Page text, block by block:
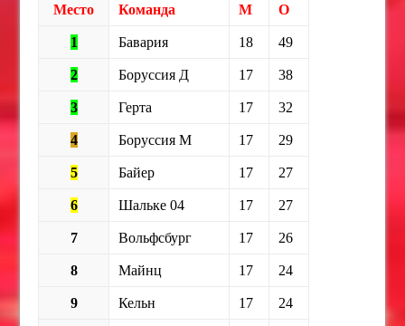
Место Команда М О
1 Бавария 18 49
2 Боруссия Д 17 38
3 Герта 17 32
4 Боруссия М 17 29
5 Байер 17 27
6 Шальке 04 17 27
7 Вольфсбург 17 26
8 Майнц 17 24
9 Кельн 17 24